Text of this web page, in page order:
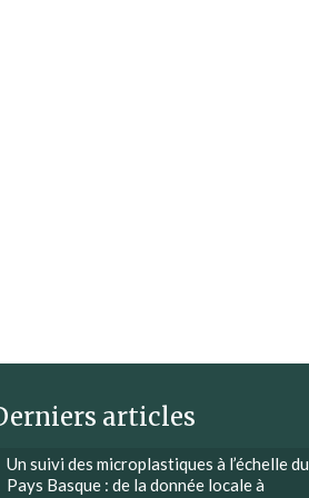
articles
Un suivi des microplastiques à l’échelle du
Pays Basque : de la donnée locale à